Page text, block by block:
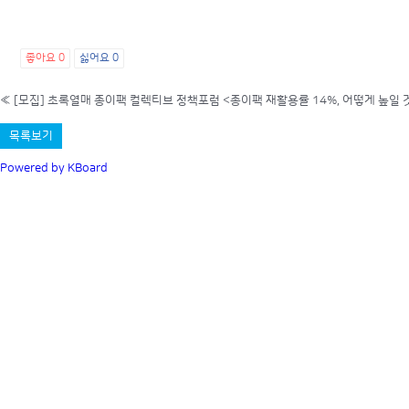
좋아요 0 싫어요 0
« [모집] 초록열매 종이팩 컬렉티브 정책포럼 <종이팩 재활용률 14%, 어떻게 높일
목록보기
Powered by KBoard